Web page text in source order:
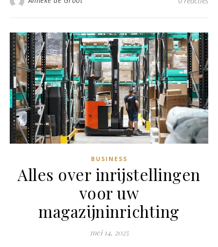
BUSINESS
Alles over inrijstellingen
voor uw
magazijninrichting
mei 14, 2025